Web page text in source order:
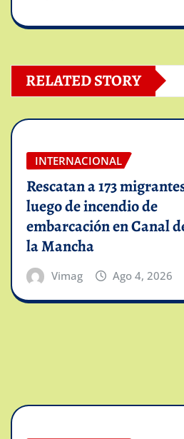
RELATED STORY
INTERNACIONAL
Rescatan a 173
luego de incendio de
embarcación en Canal
la Mancha
Vimag Ago 4, 2026